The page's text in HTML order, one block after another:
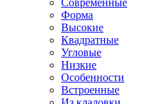
Современные
Форма
Высокие
Квадратные
Угловые
Низкие
Особенности
Встроенные